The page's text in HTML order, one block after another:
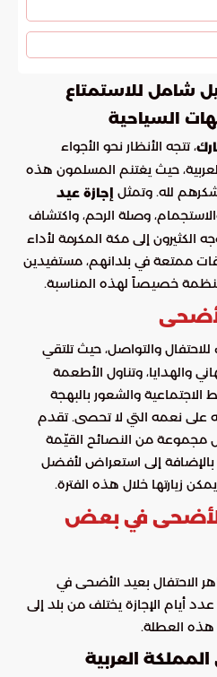
شامل للاستمتاع
السياحية
، تتجه الأنظار نحو الأجواء
حيث يغتنم المسلمون هذه
لله. وتمثل إجازة عيد
وصلة الرحم، واكتشاف
الكثيرون إلى مكة المكرمة لأداء
ممتعة في بلدانهم، مستفيدين
خصيصاً لهذه المناسبة.
والتواصل، حيث تلتقي
والهدايا، وتناول الأطعمة
الاجتماعية والشعور بالبهجة
لله على نعمه التي لا تحصى. تقدم
مجموعة من النصائح القيّمة
بالإضافة إلى استعراض لأفضل
زيارتها خلال هذه الفترة.
الأضحى في بعض
الاحتفال بعيد الأضحى في
أيام الإجازة يختلف من بلد إلى
العطلة.
العربية